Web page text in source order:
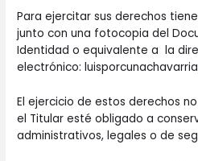
Para ejercitar sus derechos
junto con una fotocopia del
Identidad o equivalente a la
electrónico:
El ejercicio de estos derechos
el Titular esté obligado a
administrativos, legales o de